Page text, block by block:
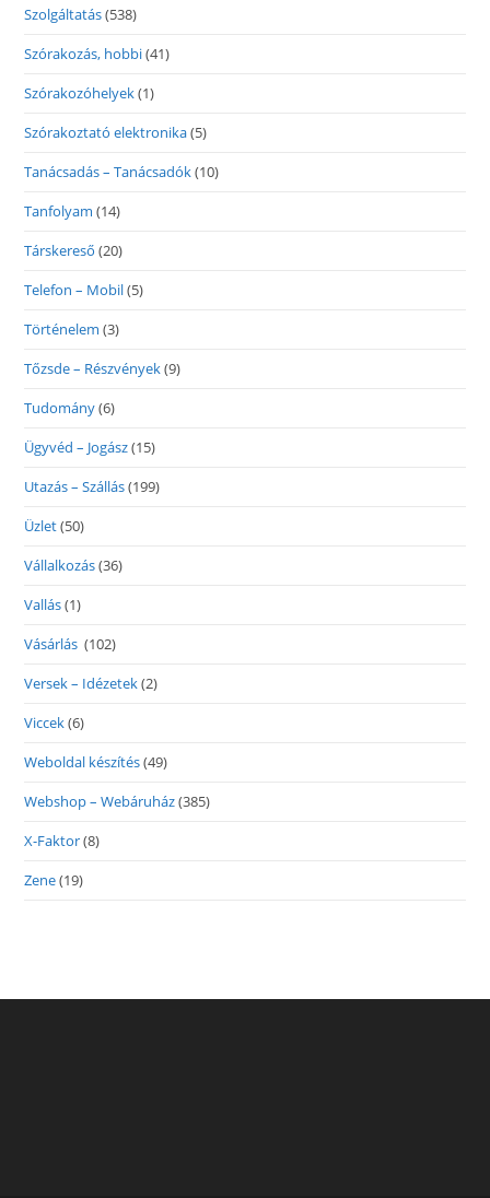
Szolgáltatás(538)
Szórakozás, hobbi(41)
Szórakozóhelyek(1)
Szórakoztató elektronika(5)
Tanácsadás – Tanácsadók(10)
Tanfolyam (14)
Társkereső (20)
Telefon – Mobil(5)
Történelem (3)
Tőzsde – Részvények(9)
Tudomány(6)
Ügyvéd – Jogász(15)
Utazás – Szállás(199)
Üzlet(50)
Vállalkozás(36)
Vallás(1)
Vásárlás (102)
Versek – Idézetek(2)
Viccek(6)
Weboldal készítés(49)
Webshop – Webáruház(385)
X-Faktor(8)
Zene(19)